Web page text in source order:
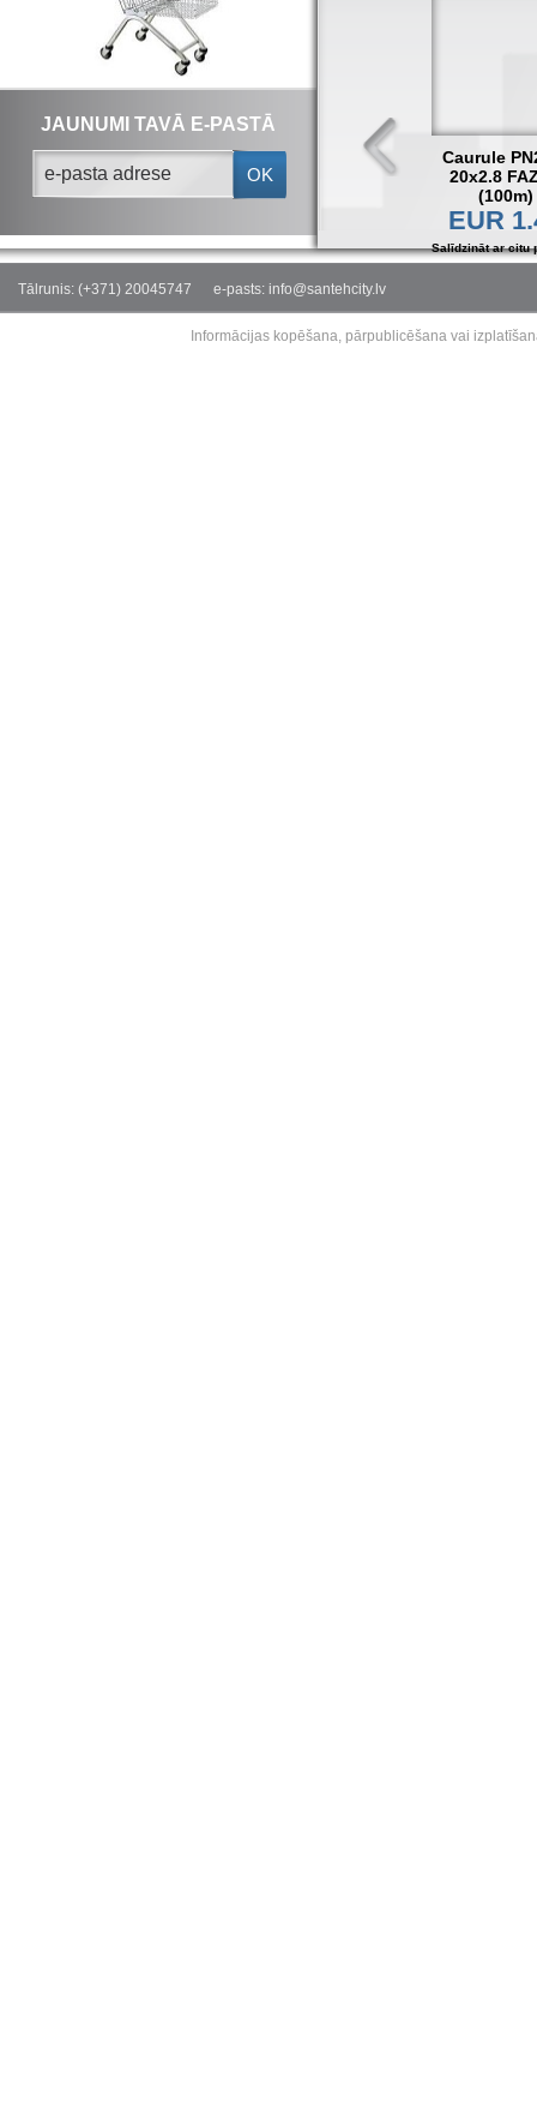
JAUNUMI TAVĀ E-PASTĀ
OK
Caurule
20x2.8
(100m)
EUR
Salīdzināt ar citu
Tālrunis: (+371) 20045747 e-pasts: info@santehcity.lv
Informācijas kopēšana, pārpublicēšana vai